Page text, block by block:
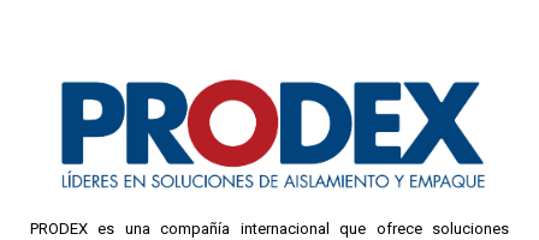
PRODEX es una compañía internacional que ofrece soluciones